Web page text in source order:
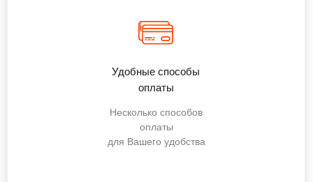
Удобные способы
оплаты
Несколько способов
оплаты
для Вашего удобства